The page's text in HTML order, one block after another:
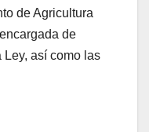
de Agricultura
de
así como las